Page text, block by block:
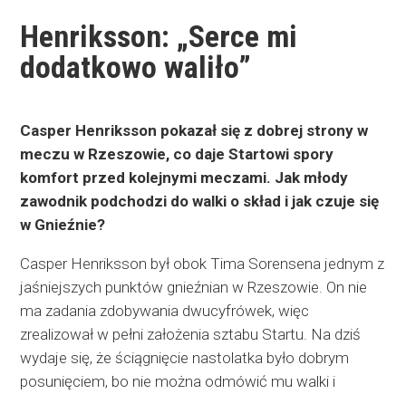
Henriksson: „Serce mi
dodatkowo waliło”
Casper Henriksson pokazał się z dobrej strony w
meczu w Rzeszowie, co daje Startowi spory
komfort przed kolejnymi meczami. Jak młody
zawodnik podchodzi do walki o skład i jak czuje się
w Gnieźnie?
Casper Henriksson był obok Tima Sorensena jednym z
jaśniejszych punktów gnieźnian w Rzeszowie. On nie
ma zadania zdobywania dwucyfrówek, więc
zrealizował w pełni założenia sztabu Startu. Na dziś
wydaje się, że ściągnięcie nastolatka było dobrym
posunięciem, bo nie można odmówić mu walki i